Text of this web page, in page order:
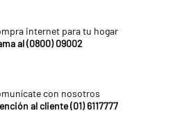
internet para tu hogar
al (0800) 09002
con nosotros
al cliente (01) 6117777